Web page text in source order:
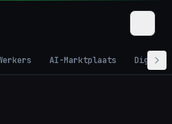
AI-Marktplaats